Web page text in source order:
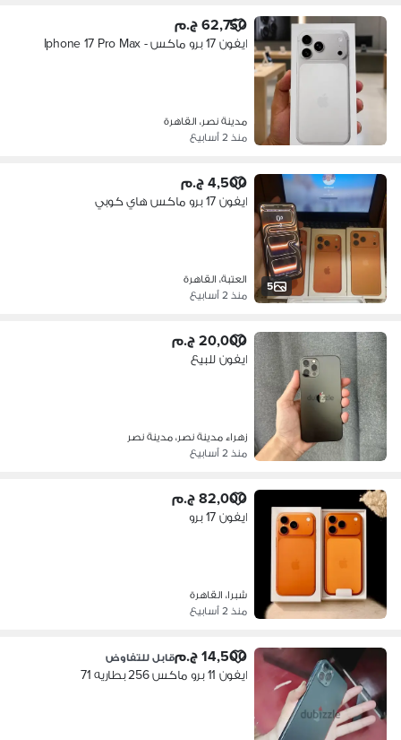
62,750 ج.م
ايفون 17 برو ماكس - Iphone 17 Pro Max
مدينة نصر، القاهرة
منذ 2 أسابيع
5
4,500 ج.م
ايفون 17 برو ماكس هاي كوبي
العتبة، القاهرة
منذ 2 أسابيع
20,000 ج.م
ايفون للبيع
زهراء مدينة نصر، مدينة نصر
منذ 2 أسابيع
82,000 ج.م
ايفون 17 برو
شبرا، القاهرة
منذ 2 أسابيع
14,500 ج.م قابل للتفاوض
ايفون 11 برو ماكس 256 بطاريه 71